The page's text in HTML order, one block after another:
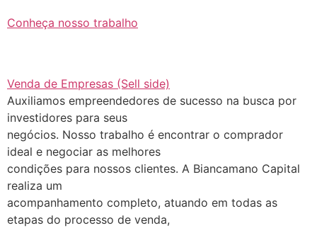
Conheça nosso trabalho
Venda de Empresas (Sell side)
Auxiliamos empreendedores de sucesso na busca por
investidores para seus
negócios. Nosso trabalho é encontrar o comprador
ideal e negociar as melhores
condições para nossos clientes. A Biancamano Capital
realiza um
acompanhamento completo, atuando em todas as
etapas do processo de venda,